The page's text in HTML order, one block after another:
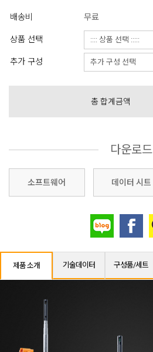
다운로드
소프트웨어 데이터 시트
배송비 무료
상품 선택
추가 구성
총 합계금액
제품 소개 기술데이터 구성품/세트